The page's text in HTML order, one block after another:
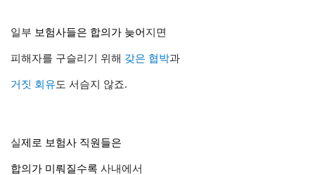
일부 보험사들은 합의 가 늦어 지면
피해자를 구슬리기 위해 갖은 협박과
거짓 회유도 서슴지 않죠.
실제로 보험사 직원들은
합의가 미뤄질수록 사내에서